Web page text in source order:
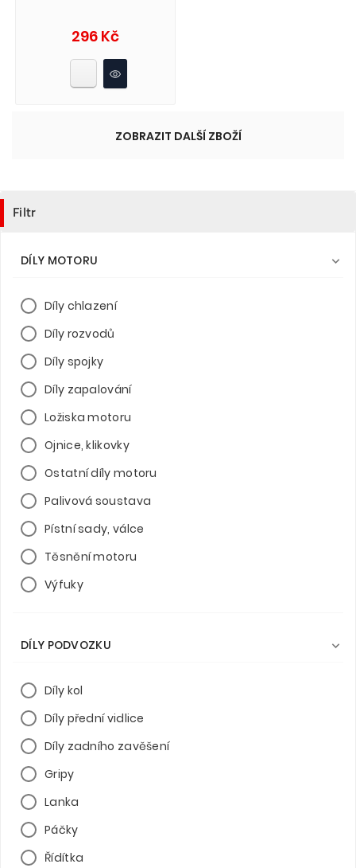
296 KčCena
ZOBRAZIT DALŠÍ ZBOŽÍ
Filtr
DÍLY MOTORU 
Díly chlazení
Díly rozvodů
Díly spojky
Díly zapalování
Ložiska motoru
Ojnice, klikovky
Ostatní díly motoru
Palivová soustava
Pístní sady, válce
Těsnění motoru
Výfuky
DÍLY PODVOZKU 
Díly kol
Díly přední vidlice
Díly zadního zavěšení
Gripy
Lanka
Páčky
Řídítka